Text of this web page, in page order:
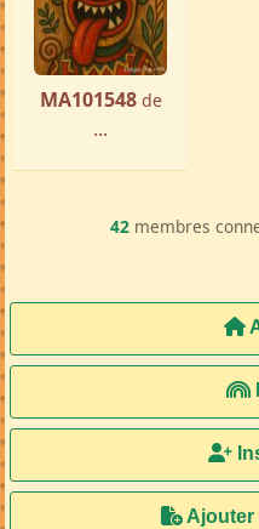
MA101548 de
...
42 membres
Ajouter